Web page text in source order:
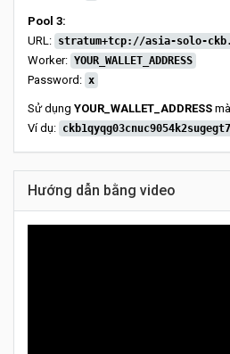
Pool 3:
URL: stratum+tcp://asia-solo-
Worker: YOUR_WALLET_ADDRESS
Password: x
Sử dụng YOUR_WALLET_ADDRESS
Ví dụ:
Hướng dẫn bằng video